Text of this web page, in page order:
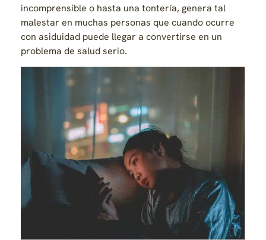
incomprensible o hasta una tontería, genera tal
malestar en muchas personas que cuando ocurre
con asiduidad puede llegar a convertirse en un
problema de salud serio.